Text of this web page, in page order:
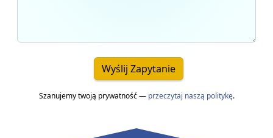
Wyślij Zapytanie
Szanujemy twoją prywatność — przeczytaj naszą politykę.